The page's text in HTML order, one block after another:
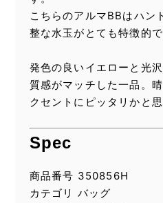
こちらのアルマBBはハン
整な水玉がとても特徴的で
発色の良いイエローと光
質感がマッチした一品。
クセントにピッタリかと思
Spec
商品番号 350856H
カテゴリ バッグ